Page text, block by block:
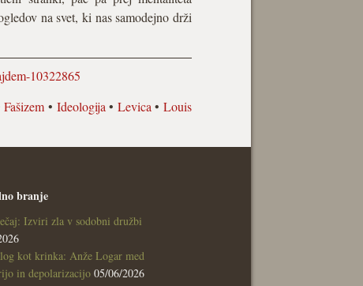
na svet, ki nas samodejno drži
10322865
Fašizem • Ideologija • Levica •Louis
branje
Izviri zla v sodobni družbi
kot krinka: Anže Logar med
in depolarizacijo 05/06/2026